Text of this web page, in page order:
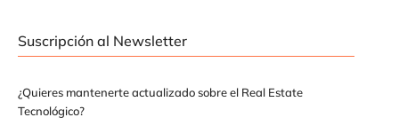
Suscripción al Newsletter
¿Quieres mantenerte actualizado sobre el Real Estate
Tecnológico?